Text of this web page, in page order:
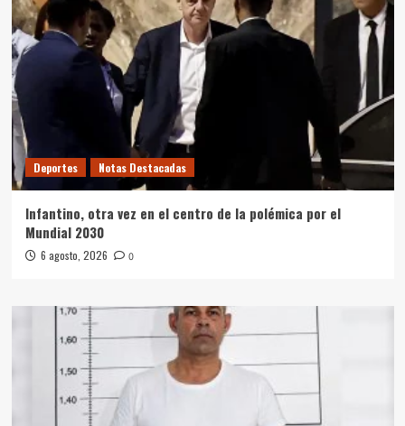
Deportes Notas Destacadas
Infantino, otra vez en el centro de la polémica por el
Mundial 2030
6 agosto, 2026 0